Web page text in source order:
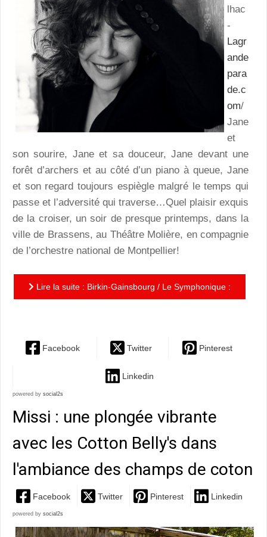
lhac
-
Lagr
ande
para
de.c
om/
Jane
et
son sourire, Jane et sa douceur, Jane devant une
forêt d’archers et au côté d’un piano à queue, Jane
et son regard toujours espiègle malgré le temps qui
passe et l’adversité qui traverse…Quel plaisir exquis
de la croiser, un soir de presque printemps, dans la
ville de Brassens, au Théâtre Molière, en compagnie
de l’orchestre national de Montpellier!
Lire la suite : Birkin-Gainsbourg / Le Symphonique :
Facebook Twitter Pinterest
Linkedin
powered by social2s
Missi : une plongée vibrante
avec les Cotton Belly's dans
l'ambiance des champs de coton
Facebook Twitter Pinterest Linkedin
powered by social2s